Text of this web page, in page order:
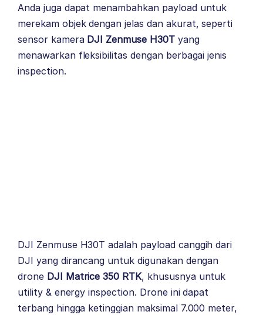
Anda juga dapat menambahkan payload untuk
merekam objek dengan jelas dan akurat, seperti
sensor kamera DJI Zenmuse H30Tyang
menawarkan fleksibilitas dengan berbagai jenis
inspection.
DJI Zenmuse H30T adalah payload canggih dari
DJI yang dirancang untuk digunakan dengan
drone DJI Matrice 350 RTK, khususnya untuk
utility & energy inspection. Drone ini dapat
terbang hingga ketinggian maksimal 7.000 meter,